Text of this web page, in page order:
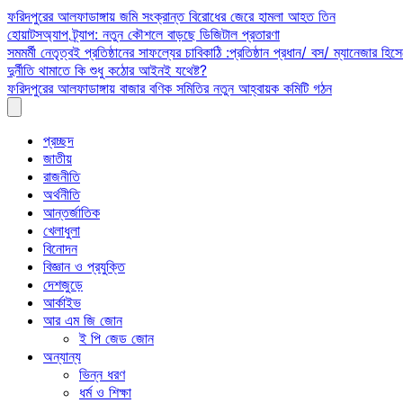
Skip
to
content
ফরিদপুরের আলফাডাঙ্গায় জমি সংক্রান্ত বিরোধের জেরে হামলা আহত তিন
হোয়াটসঅ্যাপ ট্র্যাপ: নতুন কৌশলে বাড়ছে ডিজিটাল প্রতারণা
সমমর্মী নেতৃত্বই প্রতিষ্ঠানের সাফল্যের চাবিকাঠি :প্রতিষ্ঠান প্রধান/ বস/ ম্যানেজার
দুর্নীতি থামাতে কি শুধু কঠোর আইনই যথেষ্ট?
ফরিদপুরের আলফাডাঙ্গায় বাজার বণিক সমিতির নতুন আহ্বায়ক কমিটি গঠন
প্রচ্ছদ
জাতীয়
রাজনীতি
অর্থনীতি
আন্তর্জাতিক
খেলাধুলা
বিনোদন
বিজ্ঞান ও প্রযুক্তি
দেশজুড়ে
আর্কাইভ
আর এম জি জোন
ই পি জেড জোন
অন্যান্য
ভিন্ন ধরণ
ধর্ম ও শিক্ষা